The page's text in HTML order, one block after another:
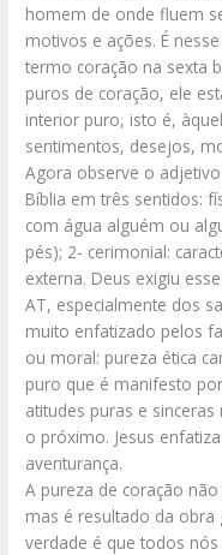
homem de onde fluem
motivos e ações. É
termo coração na sexta
puros de coração, ele
interior puro, isto é,
sentimentos, desejos,
Agora observe o
Bíblia em três sentidos:
com água alguém ou
pés); 2- cerimonial:
externa. Deus exigiu
AT, especialmente dos
muito enfatizado pelos
ou moral: pureza ética
puro que é manifesto
atitudes puras e
o próximo. Jesus
aventurança.
A pureza de coração
mas é resultado da obra
verdade é que todos